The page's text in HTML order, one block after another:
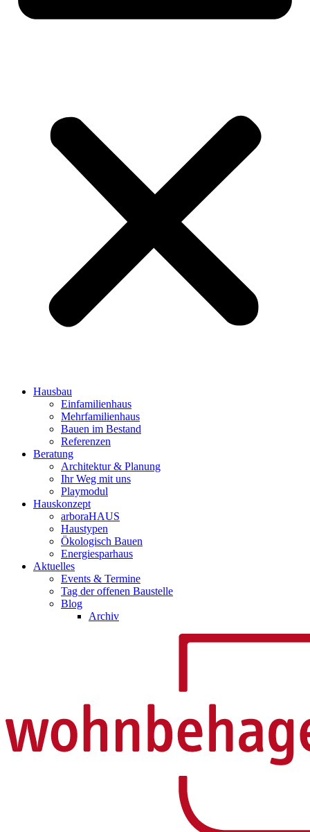
Hausbau
Einfamilienhaus
Mehrfamilienhaus
Bauen im Bestand
Referenzen
Beratung
Architektur & Planung
Ihr Weg mit uns
Playmodul
Hauskonzept
arboraHAUS
Haustypen
Ökologisch Bauen
Energiesparhaus
Aktuelles
Events & Termine
Tag der offenen Baustelle
Blog
Archiv